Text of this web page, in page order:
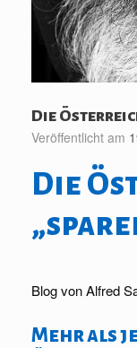
Die
Veröffentlicht am
Die
Blog von Alfred
Mehr als